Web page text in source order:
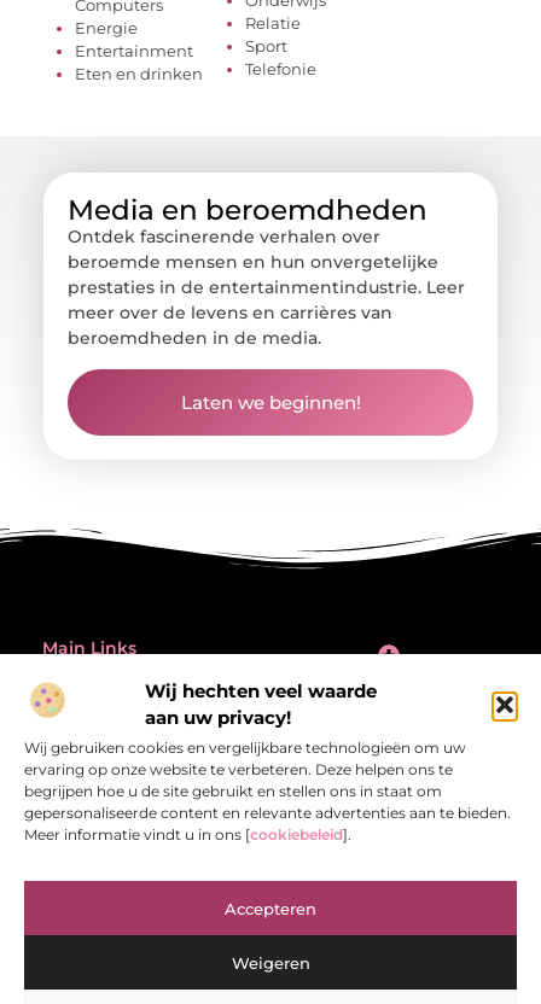
Wij hechten veel waarde
aan uw privacy!
Wij gebruiken cookies en vergelijkbare technologieën om uw
ervaring op onze website te verbeteren. Deze helpen ons te
begrijpen hoe u de site gebruikt en stellen ons in staat om
gepersonaliseerde content en relevante advertenties aan te bieden.
Meer informatie vindt u in ons [cookiebeleid].
Accepteren
Weigeren
Computers
Energie
Entertainment
Eten en drinken
Relatie
Sport
Telefonie
Media en beroemdheden
Ontdek fascinerende verhalen over
beroemde mensen en hun onvergetelijke
prestaties in de entertainmentindustrie. Leer
meer over de levens en carrières van
beroemdheden in de media.
Laten we beginnen!
Main Links
@2025 All Right Reserved.
www.referentiecontrole.nl
Bericht categorie
Referentiecontrole.nl – Jouw bron van
verrassend maken.